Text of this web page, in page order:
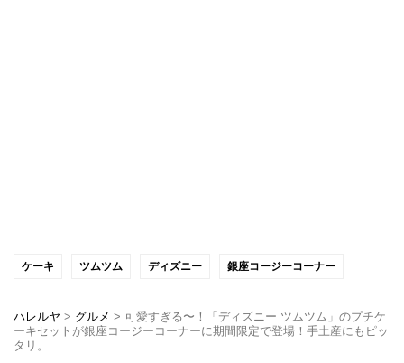
ケーキ ツムツム ディズニー 銀座コージーコーナー
ハレルヤ > グルメ > 可愛すぎる〜！「ディズニー ツムツム」のプチケ
ーキセットが銀座コージーコーナーに期間限定で登場！手土産にもピッ
タリ。